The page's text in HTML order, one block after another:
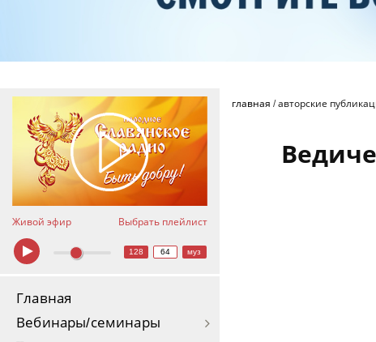
Живой эфир Выбрать плейлист
128 64 муз
Главная
Вебинары/семинары
главная /авторские